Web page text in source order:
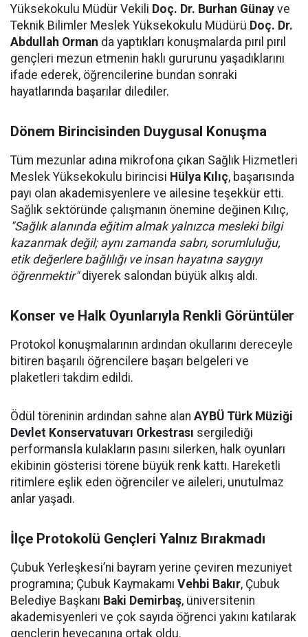
Yüksekokulu Müdür Vekili Doç. Dr. Burhan Günay ve
Teknik Bilimler Meslek Yüksekokulu Müdürü Doç. Dr.
Abdullah Orman da yaptıkları konuşmalarda pırıl pırıl
gençleri mezun etmenin haklı gururunu yaşadıklarını
ifade ederek, öğrencilerine bundan sonraki
hayatlarında başarılar dilediler.
Dönem Birincisinden Duygusal Konuşma
Tüm mezunlar adına mikrofona çıkan Sağlık Hizmetleri
Meslek Yüksekokulu birincisi Hülya Kılıç, başarısında
payı olan akademisyenlere ve ailesine teşekkür etti.
Sağlık sektöründe çalışmanın önemine değinen Kılıç,
"Sağlık alanında eğitim almak yalnızca mesleki bilgi
kazanmak değil; aynı zamanda sabrı, sorumluluğu,
etik değerlere bağlılığı ve insan hayatına saygıyı
öğrenmektir"diyerek salondan büyük alkış aldı.
Konser ve Halk Oyunlarıyla Renkli Görüntüler
Protokol konuşmalarının ardından okullarını dereceyle
bitiren başarılı öğrencilere başarı belgeleri ve
plaketleri takdim edildi.
Ödül töreninin ardından sahne alan AYBÜ Türk Müziği
Devlet Konservatuvarı Orkestrası sergilediği
performansla kulakların pasını silerken, halk oyunları
ekibinin gösterisi törene büyük renk kattı. Hareketli
ritimlere eşlik eden öğrenciler ve aileleri, unutulmaz
anlar yaşadı.
İlçe Protokolü Gençleri Yalnız Bırakmadı
Çubuk Yerleşkesi’ni bayram yerine çeviren mezuniyet
programına; Çubuk Kaymakamı Vehbi Bakır, Çubuk
Belediye Başkanı Baki Demirbaş, üniversitenin
akademisyenleri ve çok sayıda öğrenci yakını katılarak
gençlerin heyecanına ortak oldu.